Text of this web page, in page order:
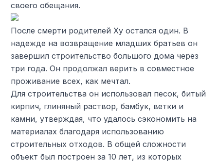
своего обещания.
После смерти родителей Ху остался один. В
надежде на возвращение младших братьев он
завершил строительство большого дома через
три года. Он продолжал верить в совместное
проживание всех, как мечтал.
Для строительства он использовал песок, битый
кирпич, глиняный раствор, бамбук, ветки и
камни, утверждая, что удалось сэкономить на
материалах благодаря использованию
строительных отходов. В общей сложности
объект был построен за 10 лет, из которых